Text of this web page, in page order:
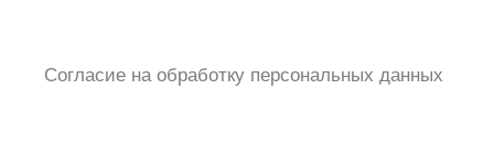
Согласие на обработку персональных данных